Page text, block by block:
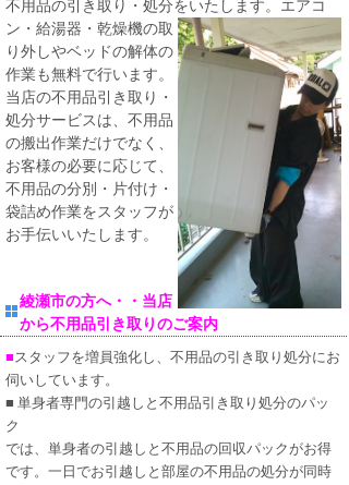
不用品の引き取り・処分をいたしま す。エアコ
ン・給湯器・乾燥機の取
り外しやベッドの解体の
作業も無料で行います。
当店の不用品引き取り・
処分サービスは、不用品
の搬出作業だけでなく、
お客様の必要に応じて、
不用品の分別・片付け・
袋詰め作業をスタッフが
お手伝いいたします。
綾瀬市の方へ・・当店
から不用品引き取りのご案内
■スタッフを増員強化し、不用品の引き取り処分にお
伺いしています。
■ 単身者専門の引越しと不用品引き取り処分のパッ
ク
では、単身者の引越しと不用品の回収パックがお得
です。一日でお引越しと部屋の不用品の処分が同時